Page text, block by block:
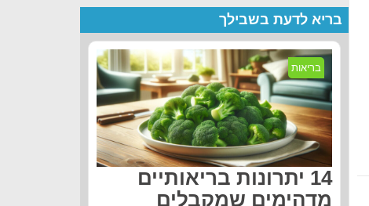
בריא לדעת בשבילך
בריאות
14 יתרונות בריאותיים
מדהימים שמקבלים